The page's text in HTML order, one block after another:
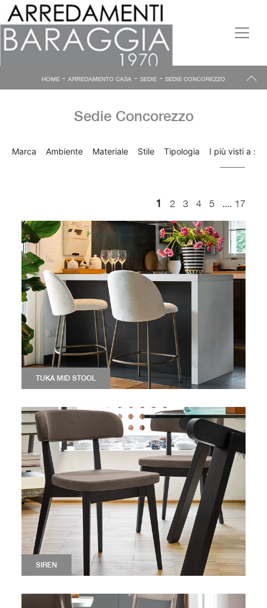
HOME - ARREDAMENTO CASA - SEDIE - SEDIE CONCOREZZO
Sedie Concorezzo
Marca Ambiente Materiale Stile Tipologia I più visti a :
1 2 3 4 5 .... 17
TUKA MID STOOL
SIREN